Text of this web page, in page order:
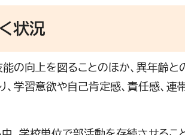
状況
の向上を図ることのほか、異年齢
学習意欲や自己肯定感、責任感、